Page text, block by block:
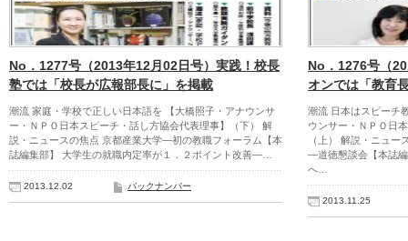
No．1277号（2013年12月02日号）実践！校長
塾では「校長が広報部長に」を掲載
潮流 家庭・学校で正しい日本語を 【大橋照子・アナウンサ
ー・ＮＰＯ日本スピーチ・話し方協会代表理事】（下） 解
説・ニュースの焦点 京都産業大学―初の教職フォーラム【本
誌編集部】 大学生の就職内定率が１．２ポイント改善―…
2013.12.02 バックナンバー
No．1276号（
オンでは「教育
潮流 日本はスピーチ
ウンサー・ＮＰＯ日
（上） 解説・ニュー
―道徳懇談会【本誌
へ…
2013.11.25